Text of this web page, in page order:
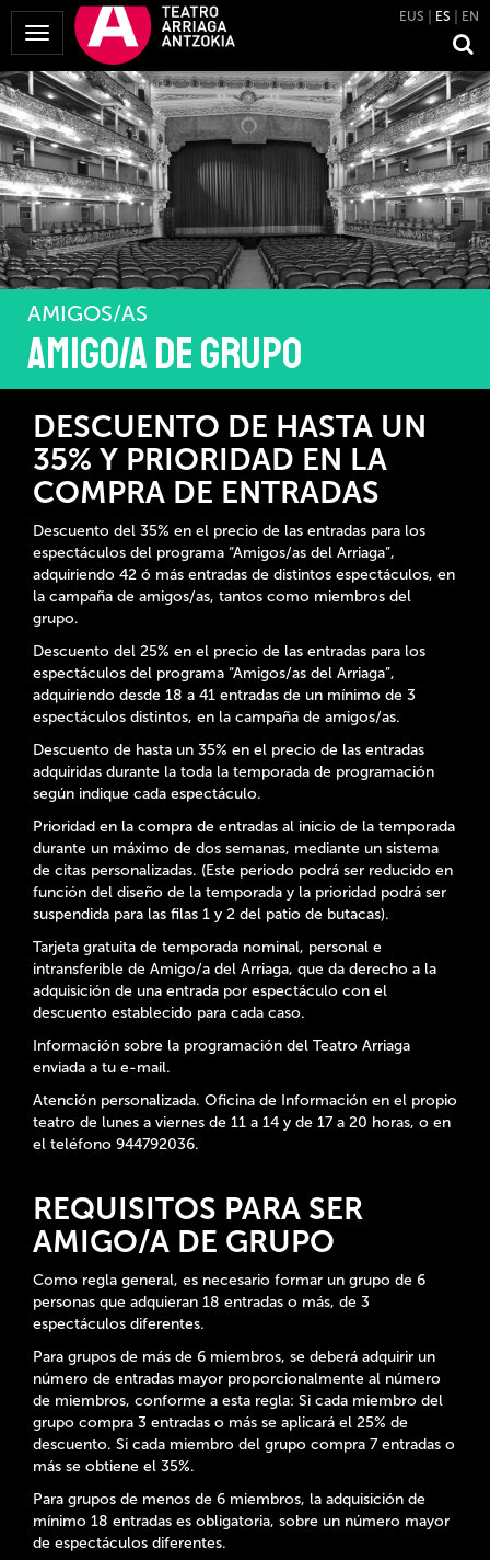
Mostrar
Menú
EUS ES EN
AMIGOS/AS
Amigo/a de grupo
DESCUENTO DE HASTA UN
35% Y PRIORIDAD EN LA
COMPRA DE ENTRADAS
Descuento del 35% en el precio de las entradas para los
espectáculos del programa “Amigos/as del Arriaga”,
adquiriendo 42 ó más entradas de distintos espectáculos, en
la campaña de amigos/as, tantos como miembros del
grupo.
Descuento del 25% en el precio de las entradas para los
espectáculos del programa “Amigos/as del Arriaga”,
adquiriendo desde 18 a 41 entradas de un mínimo de 3
espectáculos distintos, en la campaña de amigos/as.
Descuento de hasta un 35% en el precio de las entradas
adquiridas durante la toda la temporada de programación
según indique cada espectáculo.
Prioridad en la compra de entradas al inicio de la temporada
durante un máximo de dos semanas, mediante un sistema
de citas personalizadas. (Este periodo podrá ser reducido en
función del diseño de la temporada y la prioridad podrá ser
suspendida para las filas 1 y 2 del patio de butacas).
Tarjeta gratuita de temporada nominal, personal e
intransferible de Amigo/a del Arriaga, que da derecho a la
adquisición de una entrada por espectáculo con el
descuento establecido para cada caso.
Información sobre la programación del Teatro Arriaga
enviada a tu e-mail.
Atención personalizada. Oficina de Información en el propio
teatro de lunes a viernes de 11 a 14 y de 17 a 20 horas, o en
el teléfono 944792036.
REQUISITOS PARA SER
AMIGO/A DE GRUPO
Como regla general, es necesario formar un grupo de 6
personas que adquieran 18 entradas o más, de 3
espectáculos diferentes.
Para grupos de más de 6 miembros, se deberá adquirir un
número de entradas mayor proporcionalmente al número
de miembros, conforme a esta regla: Si cada miembro del
grupo compra 3 entradas o más se aplicará el 25% de
descuento. Si cada miembro del grupo compra 7 entradas o
más se obtiene el 35%.
Para grupos de menos de 6 miembros, la adquisición de
mínimo 18 entradas es obligatoria, sobre un número mayor
de espectáculos diferentes.